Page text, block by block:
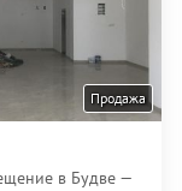
Продажа
в Будве —